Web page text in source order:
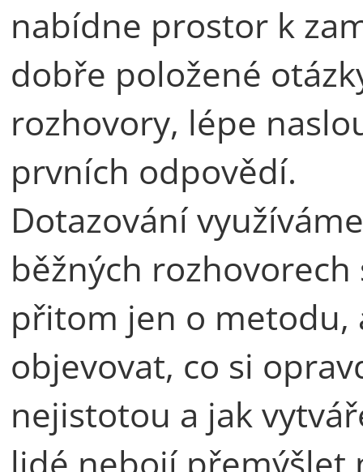
nabídne prostor k
dobře položené
rozhovory, lépe
prvních odpovědí.
Dotazování
běžných
přitom jen o metodu,
objevovat, co si
nejistotou a jak
lidé nebojí přemýšlet